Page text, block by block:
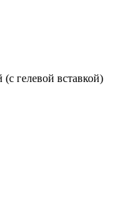
гелевой вставкой)